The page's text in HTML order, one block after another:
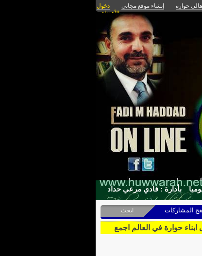
حواره إنشاء موقع مجاني
دخول
الأعضاء
بأدارة : فادي مرعي حداد
المشاركات ابحث
ابناء حوارة في العالم اجمع